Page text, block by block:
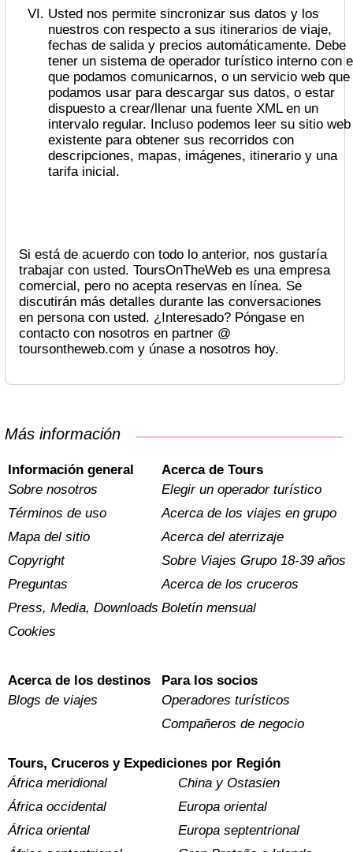
Usted nos permite sincronizar sus datos y los
nuestros con respecto a sus itinerarios de viaje,
fechas de salida y precios automáticamente. Debe
tener un sistema de operador turístico interno con
que podamos comunicarnos, o un servicio web que
podamos usar para descargar sus datos, o estar
dispuesto a crear/llenar una fuente XML en un
intervalo regular. Incluso podemos leer su sitio web
existente para obtener sus recorridos con
descripciones, mapas, imágenes, itinerario y una
tarifa inicial.
Si está de acuerdo con todo lo anterior, nos gustaría
trabajar con usted. ToursOnTheWeb es una empresa
comercial, pero no acepta reservas en línea. Se
discutirán más detalles durante las conversaciones
en persona con usted. ¿Interesado? Póngase en
contacto con nosotros en partner @
toursontheweb.com y únase a nosotros hoy.
Más información
Información general
Sobre nosotros
Términos de uso
Mapa del sitio
Copyright
Preguntas
Press, Media, Downloads
Cookies
Acerca de Tours
Elegir un operador turístico
Acerca de los viajes en grupo
Acerca del aterrizaje
Sobre Viajes Grupo 18-39 años
Acerca de los cruceros
Boletín mensual
Acerca de los destinos
Blogs de viajes
Para los socios
Operadores turísticos
Compañeros de negocio
Tours, Cruceros y Expediciones por Región
África meridional
África occidental
África oriental
China y Ostasien
Europa oriental
Europa septentrional